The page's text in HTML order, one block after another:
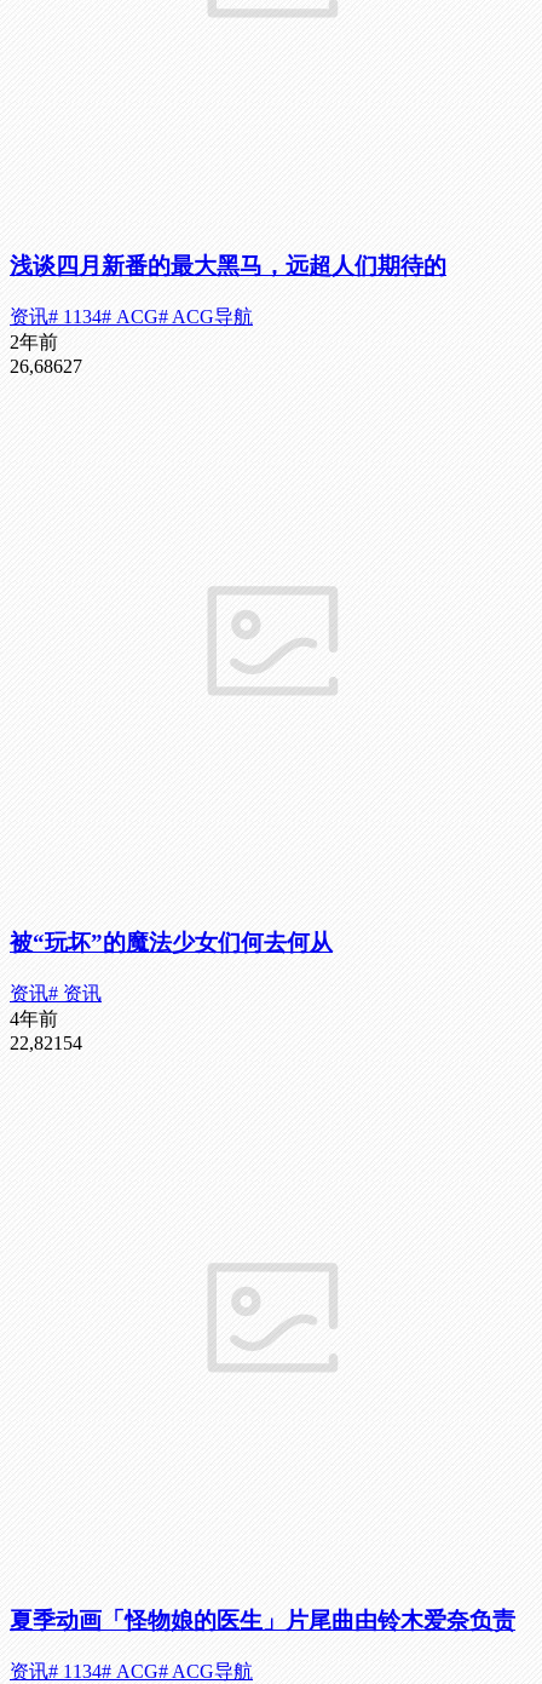
浅谈四月新番的最大黑马，远超人们期待的
资讯# 1134# ACG# ACG导航
2年前
26,68627
被“玩坏”的魔法少女们何去何从
资讯# 资讯
4年前
22,82154
夏季动画「怪物娘的医生」片尾曲由铃木爱奈负责
资讯# 1134# ACG# ACG导航